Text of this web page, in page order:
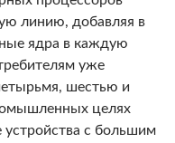
линию, добавляя в
ядра в каждую
уже
шестью и
целях
с большим